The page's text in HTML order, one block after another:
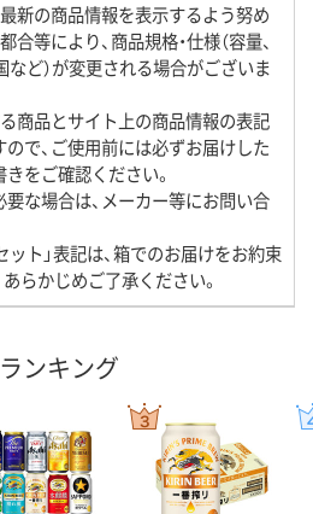
新の商品情報を表示するよう努め
等により、商品規格・仕様（容量、
など）が変更される場合がございま
商品とサイト上の商品情報の表記
で、ご使用前には必ずお届けした
をご確認ください。
な場合は、メーカー等にお問い合
ット」表記は、箱でのお届けをお約束
らかじめご了承ください。
ンキング